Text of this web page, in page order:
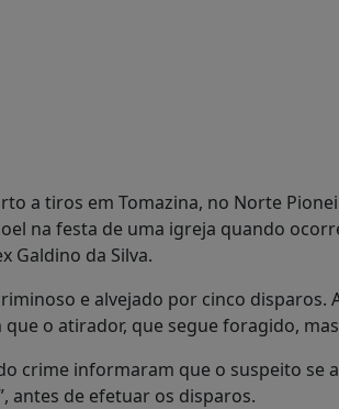
a tiros em Tomazina, no Norte
na festa de uma igreja quando
Galdino da Silva.
e alvejado por cinco disparos.
que o atirador, que segue foragido,
crime informaram que o suspeito se
antes de efetuar os disparos.